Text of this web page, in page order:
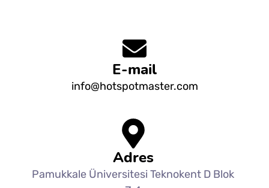
E-mail
info@hotspotmaster.com
Adres
Pamukkale Üniversitesi Teknokent D Blok